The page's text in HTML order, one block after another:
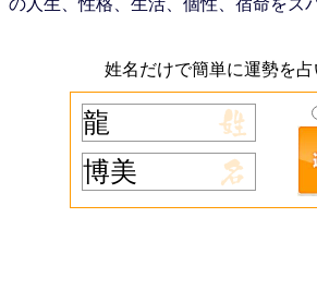
の人生、性格、生活、個性、宿命をズ
姓名だけで簡単に運勢を占